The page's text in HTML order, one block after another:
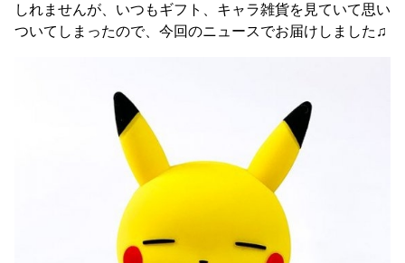
しれませんが、いつもギフト、キャラ雑貨を見ていて思い
ついてしまったので、今回のニュースでお届けしました♫